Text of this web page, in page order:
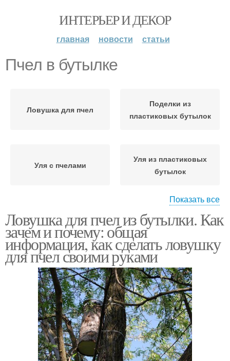
ИНТЕРЬЕР И ДЕКОР
главная новости статьи
Пчел в бутылке
Ловушка для пчел
Поделки из
пластиковых бутылок
Уля с пчелами
Уля из пластиковых
бутылок
бутылок
Пчелки из пластиковых
бутылок
Руки из пластиковой
бутылки
Пчел в пластиковых
бутылках
Уля из бутылки
Пчел в пластиковой
бутылке
Показать все
Ловушка для пчел из бутылки. Как
зачем и почему: общая
информация, как сделать ловушку
для пчел своими руками